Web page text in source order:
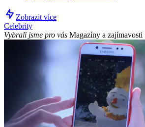
Zobrazit více
Celebrity
Vybrali jsme pro vás Magazíny a zajímavosti